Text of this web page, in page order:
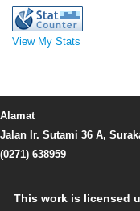
View My Stats
Alamat
Jalan Ir. Sutami 36 A,
(0271) 638959
This work is licensed